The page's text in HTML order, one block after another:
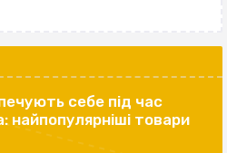
себе під час
найпопулярніші товари